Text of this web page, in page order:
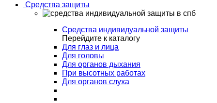
Средства защиты
Средства индивидуальной защиты
Перейдите к каталогу
Для глаз и лица
Для головы
Для органов дыхания
При высотных работах
Для органов слуха